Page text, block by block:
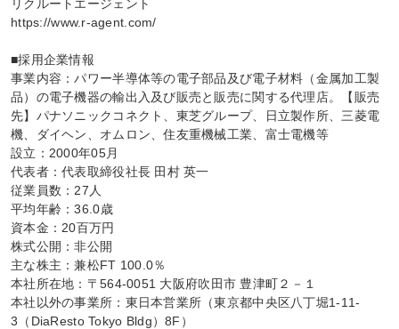
リクルートエージェント
https://www.r-agent.com/
■採用企業情報
事業内容：パワー半導体等の電子部品及び電子材料（金属加工製
品）の電子機器の輸出入及び販売と販売に関する代理店。【販売
先】パナソニックコネクト、東芝グループ、日立製作所、三菱電
機、ダイヘン、オムロン、住友重機械工業、富士電機等
設立：2000年05月
代表者：代表取締役社長 田村 英一
従業員数：27人
平均年齢：36.0歳
資本金：20百万円
株式公開：非公開
主な株主：兼松FT 100.0％
本社所在地：〒564-0051 大阪府吹田市 豊津町２－１
本社以外の事業所：東日本営業所（東京都中央区八丁堀1-11-
3（DiaResto Tokyo Bldg）8F）